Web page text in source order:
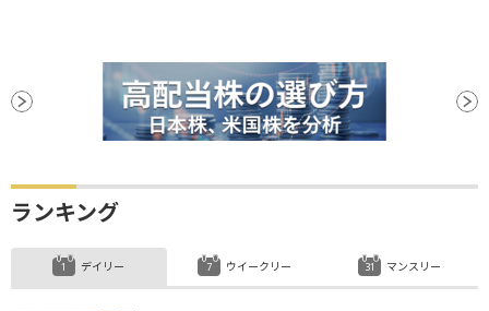
ランキング
デイリー ウイークリー マンスリー